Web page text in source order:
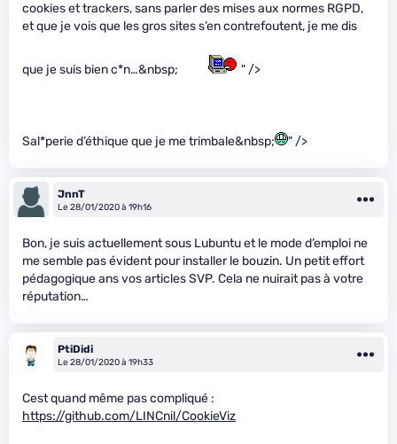
cookies et trackers, sans parler des mises aux normes RGPD,
et que je vois que les gros sites s’en contrefoutent, je me dis
que je suis bien c*n…&nbsp; " />
Sal*perie d’éthique que je me trimbale&nbsp; " />
JnnT
Le 28/01/2020 à 19h16
Bon, je suis actuellement sous Lubuntu et le mode d’emploi ne
me semble pas évident pour installer le bouzin. Un petit effort
pédagogique ans vos articles SVP. Cela ne nuirait pas à votre
réputation…
PtiDidi
Le 28/01/2020 à 19h33
Cest quand même pas compliqué :
https://github.com/LINCnil/CookieViz